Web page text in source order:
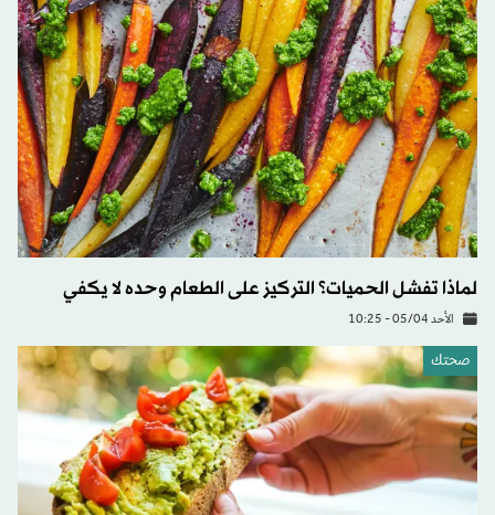
لماذا تفشل الحميات؟ التركيز على الطعام وحده لا يكفي
الأحد 05/04 - 10:25
صحتك